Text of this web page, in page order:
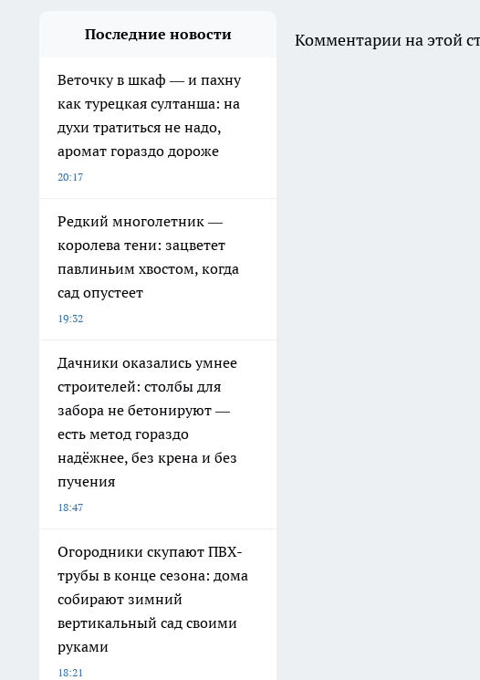
Последние новости
Веточку в шкаф — и пахну
как турецкая султанша: на
духи тратиться не надо,
аромат гораздо дороже
20:17
Редкий многолетник —
королева тени: зацветет
павлиньим хвостом, когда
сад опустеет
19:32
Дачники оказались умнее
строителей: столбы для
забора не бетонируют —
есть метод гораздо
надёжнее, без крена и без
пучения
18:47
Огородники скупают ПВХ-
трубы в конце сезона: дома
собирают зимний
вертикальный сад своими
руками
18:21
Комментарии на этой